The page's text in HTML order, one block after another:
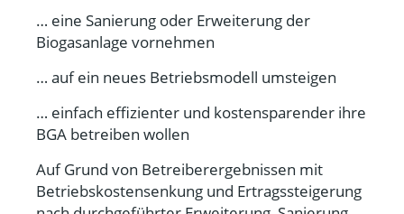
… eine Sanierung oder Erweiterung der
Biogasanlage vornehmen
… auf ein neues Betriebsmodell umsteigen
… einfach effizienter und kostensparender ihre
BGA betreiben wollen
Auf Grund von Betreiberergebnissen mit
Betriebskostensenkung und Ertragssteigerung